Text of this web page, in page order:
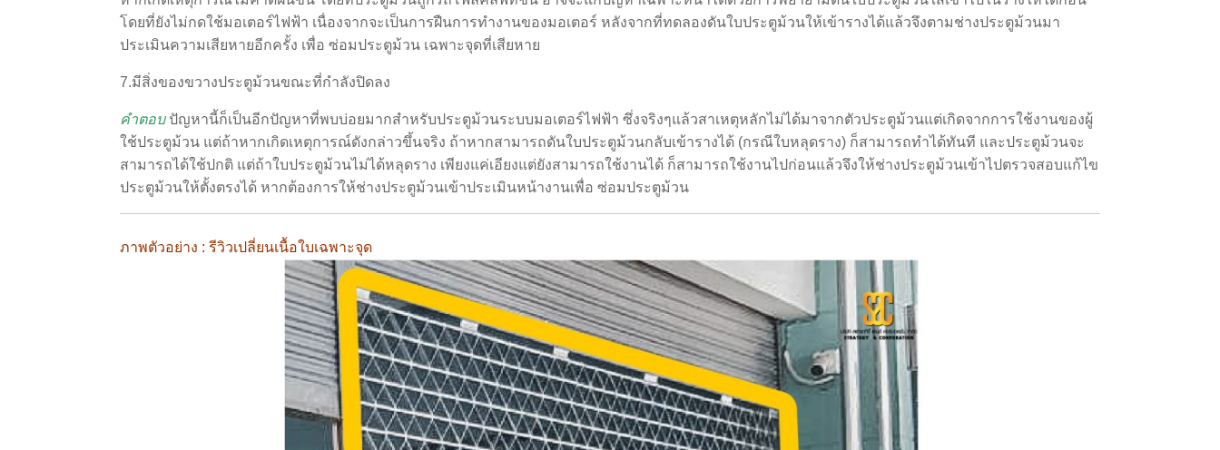
โดยที่ยังไม่กดใช้มอเตอร์ไฟฟ้า เนื่องจากจะเป็นการฝืนการทำงานของมอเตอร์ หลังจากที่ทดลองดันใบประตูม้วนให้เข้ารางได้แล้วจึงตามช่างประตูม้วนมา
ประเมินความเสียหายอีกครั้ง เพื่อ ซ่อมประตูม้วน เฉพาะจุดที่เสียหาย
7.มีสิ่งของขวางประตูม้วนขณะที่กำลังปิดลง
คำตอบปัญหานี้ก็เป็นอีกปัญหาที่พบบ่อยมากสำหรับประตูม้วนระบบมอเตอร์ไฟฟ้า ซึ่งจริงๆแล้วสาเหตุหลักไม่ได้มาจากตัวประตูม้วนแต่เกิดจากการใช้งานของผู้
ใช้ประตูม้วน แต่ถ้าหากเกิดเหตุการณ์ดังกล่าวขึ้นจริง ถ้าหากสามารถดันใบประตูม้วนกลับเข้ารางได้ (กรณีใบหลุดราง) ก็สามารถทำได้ทันที และประตูม้วนจะ
สามารถได้ใช้ปกติ แต่ถ้าใบประตูม้วนไม่ได้หลุดราง เพียงแค่เอียงแต่ยังสามารถใช้งานได้ ก็สามารถใช้งานไปก่อนแล้วจึงให้ช่างประตูม้วนเข้าไปตรวจสอบแก้ไข
ประตูม้วนให้ตั้งตรงได้ หากต้องการให้ช่างประตูม้วนเข้าประเมินหน้างานเพื่อ ซ่อมประตูม้วน
ภาพตัวอย่าง : รีวิวเปลี่ยนเนื้อใบเฉพาะจุด